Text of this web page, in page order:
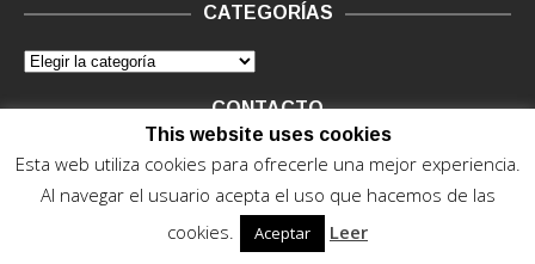
CATEGORÍAS
CONTACTO
Vinilo Negro.Consultas de anunciantes y Legal, en vinilo at
© 2015 - 2022. Vinilo Negro.Powered by IT ENCORE
This website uses cookies
Esta web utiliza cookies para ofrecerle una mejor experiencia.
Al navegar el usuario acepta el uso que hacemos de las
cookies.
Aceptar Leer